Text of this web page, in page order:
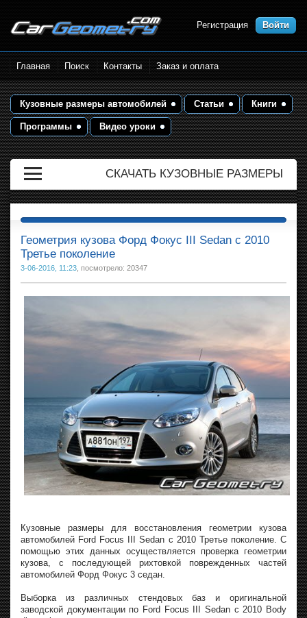
Размеры кузова автомобилей.
Контрольные точки и кузовные
размеры. Геометрия кузова
Регистрация Войти
Главная Поиск Контакты Заказ и оплата
Кузовные размеры автомобилей Статьи Книги
Программы Видео уроки
СКАЧАТЬ КУЗОВНЫЕ РАЗМЕРЫ
Геометрия кузова Форд Фокус III Sedan с 2010
Третье поколение
3-06-2016, 11:23 , посмотрело: 20347
Кузовные размеры для восстановления геометрии кузова
автомобилей Ford Focus III Sedan с 2010 Третье поколение. С
помощью этих данных осуществляется проверка геометрии
кузова, с последующей рихтовкой поврежденных частей
автомобилей Форд Фокус 3 седан.
Выборка из различных стендовых баз и оригинальной
заводской документации по Ford Focus III Sedan с 2010 Body